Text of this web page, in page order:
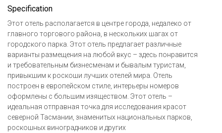
Specification
Этот отель располагается в центре города, недалеко от
главного торгового района, в нескольких шагах от
городского парка. Этот отель предлагает различные
варианты размещения на любой вкус – здесь понравится
и требовательным бизнесменам и бывалым туристам,
привыкшим к роскоши лучших отелей мира. Отель
построен в европейском стиле, интерьеры номеров
оформлены с большим изяществом. Этот отель –
идеальная отправная точка для исследования красот
северной Тасмании, знаменитых национальных парков,
роскошных виноградников и других